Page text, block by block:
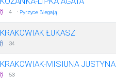
4 · Pyrzyce Biegają
KRAKOWIAK ŁUKASZ
34
KRAKOWIAK-MISIUNA JUSTYNA
53